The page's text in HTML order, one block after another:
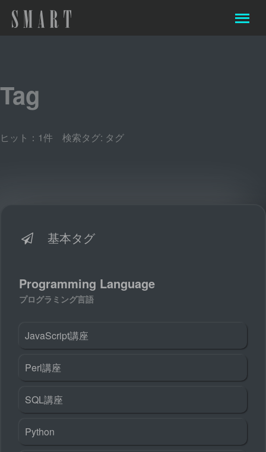
Tag
ヒット：1件 検索タグ: タグ
基本タグ
Programming Language
プログラミング言語
JavaScript講座
Perl講座
SQL講座
Python